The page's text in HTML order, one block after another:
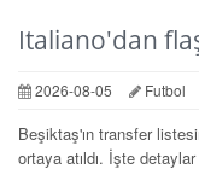
Italiano'dan
2026-08-05 Futbol
Beşiktaş'ın transfer
ortaya atıldı. İşte